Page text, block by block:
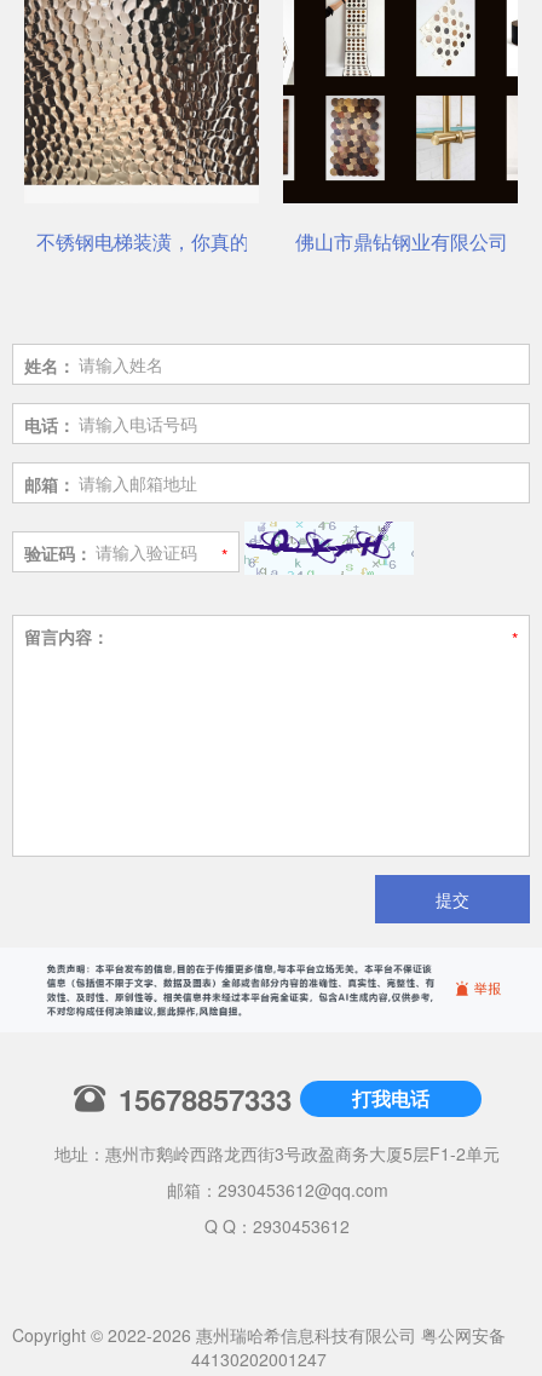
不锈钢电梯装潢，你真的选对了吗？佛山市鼎钻钢业有限公司，
姓名：
电话：
邮箱：
验证码：
留言内容：
提交
15678857333 打我电话
地址：惠州市鹅岭西路龙西街3号政盈商务大厦5层F1-2单元
邮箱： 2930453612@qq.com
Q Q：2930453612
Copyright © 2022-2026 惠州瑞哈希信息科技有限公司 粤公网安备
44130202001247